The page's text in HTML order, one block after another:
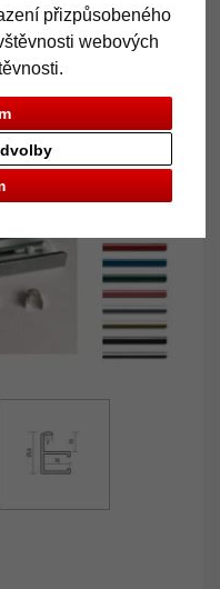
přizpůsobeného
webových